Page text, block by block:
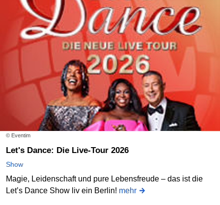
© Eventim
Let's Dance: Die Live-Tour 2026
Show
Magie, Leidenschaft und pure Lebensfreude – das ist die
Let’s Dance Show liv ein Berlin! mehr